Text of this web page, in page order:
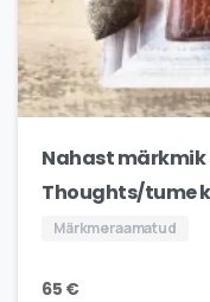
Nahast märkmik
Thoughts/tume
Märkmeraamatud
65 €